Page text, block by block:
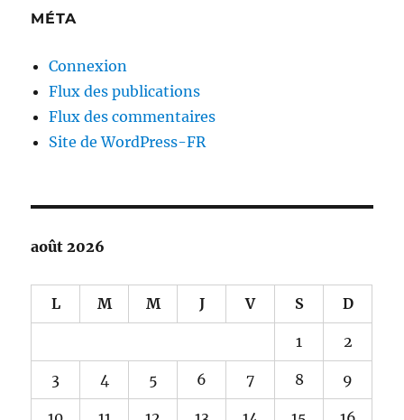
MÉTA
Connexion
Flux des publications
Flux des commentaires
Site de WordPress-FR
août 2026
L M M J V S D
1 2
3 4 5 6 7 8 9